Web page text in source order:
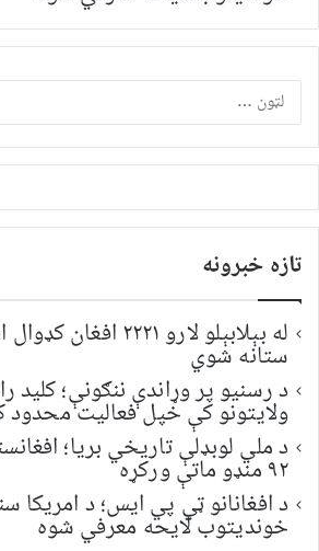
تازه خبرونه
له بېلابېلو لارو ۲۲۲۱
ستانه شوي
د رسنیو پر وړاندې ننګونې؛ کلید
ولایتونو کې خپل فعالیت محدود
د ملي لوبډلې تاریخي بریا؛
۹۲ منډو ماتې ورکړه
د افغانانو ټي پي ایس؛ د امریکا
خونديتوب لایحه معرفي شوه